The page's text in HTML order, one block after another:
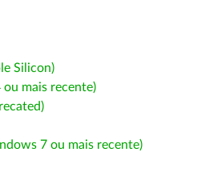
Silicon)
ou mais recente)
7 ou mais recente)